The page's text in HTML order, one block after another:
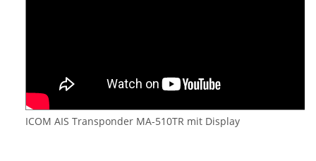
ICOM AIS Transponder MA-510TR mit Display